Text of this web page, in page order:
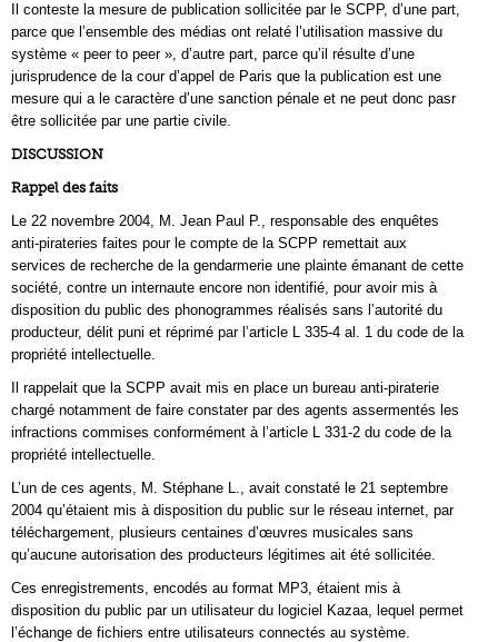
Il conteste la mesure de publication sollicitée par le SCPP, d’une part,
parce que l’ensemble des médias ont relaté l’utilisation massive du
système « peer to peer », d’autre part, parce qu’il résulte d’une
jurisprudence de la cour d’appel de Paris que la publication est une
mesure qui a le caractère d’une sanction pénale et ne peut donc pasr
être sollicitée par une partie civile.
DISCUSSION
Rappel des faits
Le 22 novembre 2004, M. Jean Paul P., responsable des enquêtes
anti-pirateries faites pour le compte de la SCPP remettait aux
services de recherche de la gendarmerie une plainte émanant de cette
société, contre un internaute encore non identifié, pour avoir mis à
disposition du public des phonogrammes réalisés sans l’autorité du
producteur, délit puni et réprimé par l’article L 335-4 al. 1 du code de la
propriété intellectuelle.
Il rappelait que la SCPP avait mis en place un bureau anti-piraterie
chargé notamment de faire constater par des agents assermentés les
infractions commises conformément à l’article L 331-2 du code de la
propriété intellectuelle.
L’un de ces agents, M. Stéphane L., avait constaté le 21 septembre
2004 qu’étaient mis à disposition du public sur le réseau internet, par
téléchargement, plusieurs centaines d’œuvres musicales sans
qu’aucune autorisation des producteurs légitimes ait été sollicitée.
Ces enregistrements, encodés au format MP3, étaient mis à
disposition du public par un utilisateur du logiciel Kazaa, lequel permet
l’échange de fichiers entre utilisateurs connectés au système.